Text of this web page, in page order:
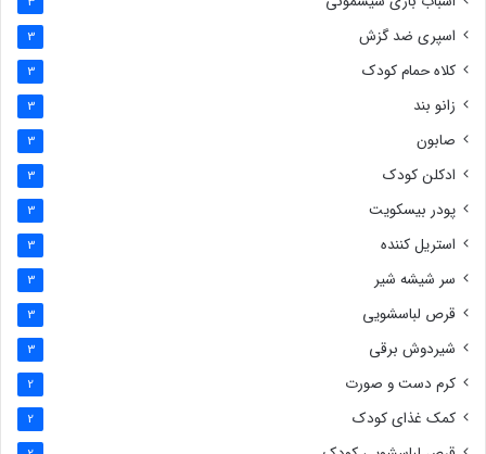
اسپری ضد گزش 3
کلاه حمام کودک 3
زانو بند 3
صابون 3
ادکلن کودک 3
پودر بیسکویت 3
استریل کننده 3
سر شیشه شیر 3
قرص لباسشویی 3
شیردوش برقی 3
کرم دست و صورت 2
کمک غذای کودک 2